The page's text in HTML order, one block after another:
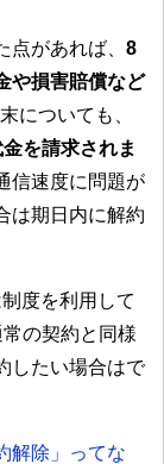
があれば、 8
や損害賠償など
についても、
を請求されま
信速度に問題が
は期日内に解約
度を利用して
の契約と同様
したい場合はで
解除」ってな